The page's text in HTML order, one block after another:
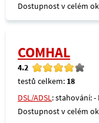
Dostupnost v celém
COMHAL
4.2
testů celkem: 18
DSL/ADSL: stahování: -
Dostupnost v celém